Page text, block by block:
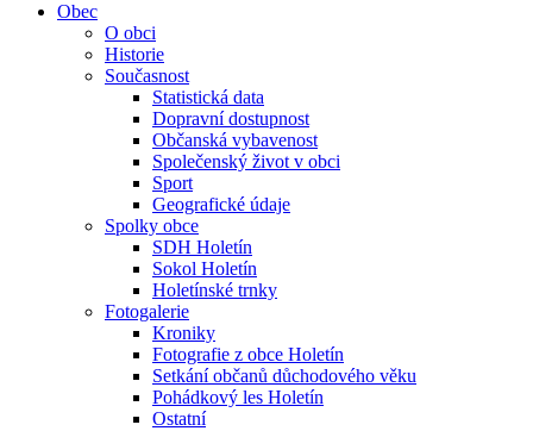
Obec
O obci
Historie
Současnost
Statistická data
Dopravní dostupnost
Občanská vybavenost
Společenský život v obci
Sport
Geografické údaje
Spolky obce
SDH Holetín
Sokol Holetín
Holetínské trnky
Fotogalerie
Kroniky
Fotografie z obce Holetín
Setkání občanů důchodového věku
Pohádkový les Holetín
Ostatní